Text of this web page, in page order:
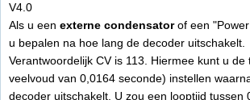
V4.0
Als u een externe condensatorof een
u bepalen na hoe lang de decoder uitschakelt.
Verantwoordelijk CV is 113. Hiermee kunt u de
veelvoud van 0,0164 seconde) instellen
decoder uitschakelt. U zou een looptijd tussen